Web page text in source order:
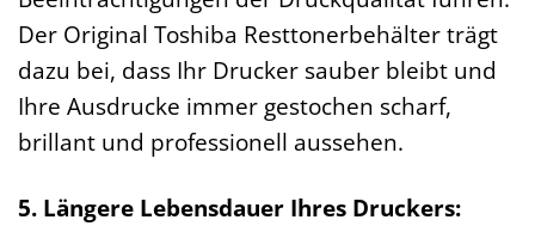
Der Original Toshiba Resttonerbehälter trägt
dazu bei, dass Ihr Drucker sauber bleibt und
Ihre Ausdrucke immer gestochen scharf,
brillant und professionell aussehen.
5. Längere Lebensdauer Ihres Druckers: